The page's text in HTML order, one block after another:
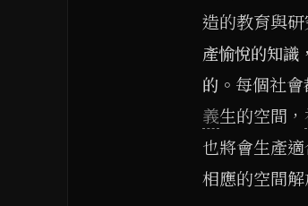
造的教育與研
產愉悅的知識
的 。每個社
義生的空間，
也將會生產
相應的空間